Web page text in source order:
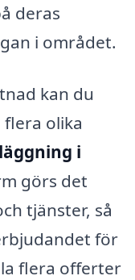
deras
i området.
kan du
olika
i
görs det
tjänster, så
för
flera offerter